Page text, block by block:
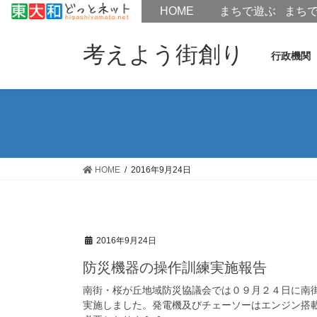
考えよう街創り 行政機関
HOME 2016年9月24日
2016年9月24日
防災機器の操作訓練実施報告
南街・桜が丘地域防災協議会では０９月２４日に
実施しました。発電機及びチェーソーはエンジン
HOMEHOME まちで遊ぶ まち